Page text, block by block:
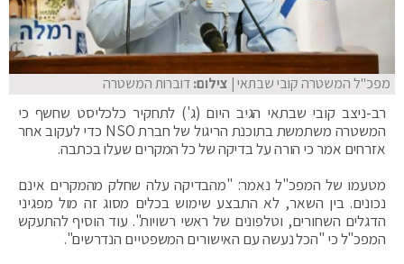
מפכ"ל המשטרה קובי שבתאי| צילום:דוברות המשטרה
רב-ניצב קובי שבתאי הגיב היום (ג') לתחקיר כלכליסט שחשף כי
המשטרה משתמשת בתוכנת הריגול של חברת NSO כדי לעקוב אחר
אזרחים אמר כי הורה על בדיקה של כל המקרים שעלו בכתבה.
מטעמו של המפכ"ל נאמר: "מהבדיקה עלה שחלק מהמקרים אינם
נכונים. בין השאר, לא התבצע שימוש בכלים מסוג זה מול מפגיני
הדגלים השחורים, וטלפונים של ראשי רשויות". עוד הוסיף להתעקש
המפכ"ל כי "הכל נעשה עם האישורים המשפטיים הנדרשים".